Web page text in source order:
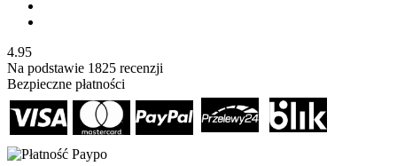
4.95
Na podstawie 1825 recenzji
Bezpieczne płatności